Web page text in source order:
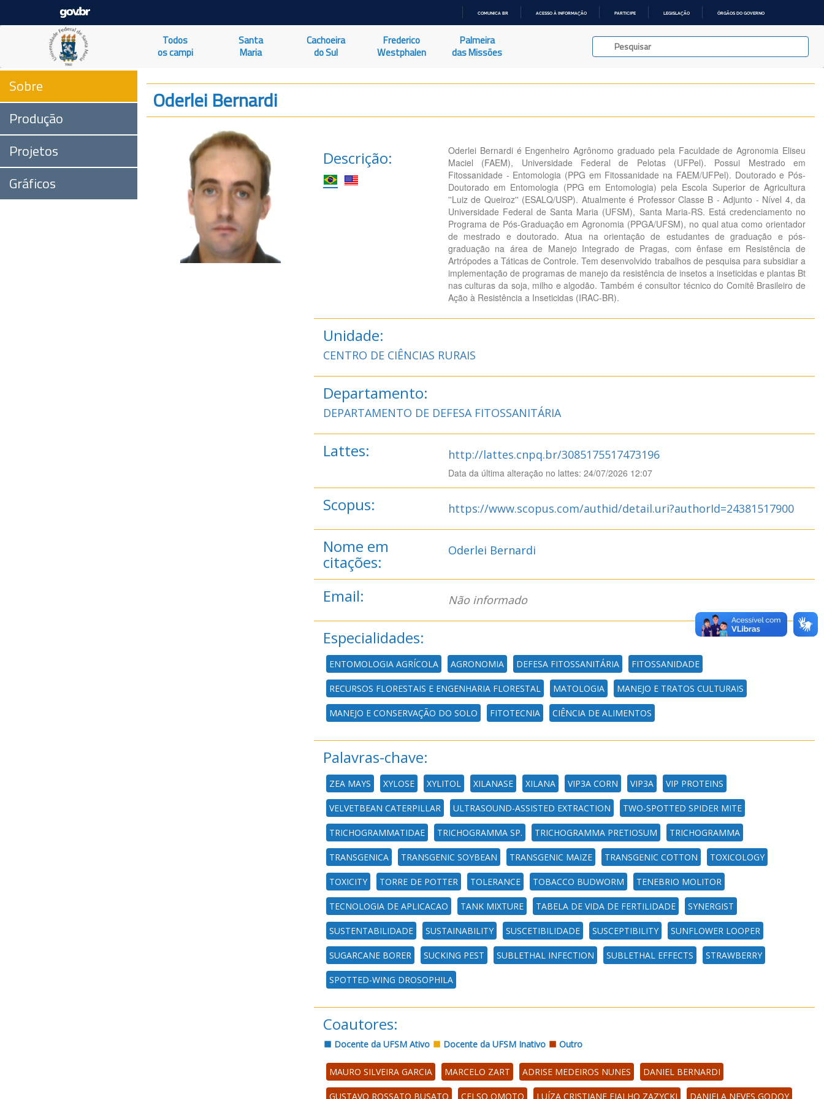
O
COMUNICA BR ACESSO À INFORMAÇÃO PARTICIPE LEGISLAÇÃO ÓRGÃOS DO GOVERNO
Todos
os campi
Santa
Maria
Cachoeira
do Sul
Frederico
Westphalen
Palmeira
das Missões
Sobre
Produção
Projetos
Gráficos
Oderlei Bernardi
Descrição:
Oderlei Bernardi é Engenheiro Agrônomo graduado pela Faculdade de Agronomia Eliseu
Maciel (FAEM), Universidade Federal de Pelotas (UFPel). Possui Mestrado em
Fitossanidade - Entomologia (PPG em Fitossanidade na FAEM/UFPel). Doutorado e Pós-
Doutorado em Entomologia (PPG em Entomologia) pela Escola Superior de Agricultura
''Luiz de Queiroz'' (ESALQ/USP). Atualmente é Professor Classe B - Adjunto - Nível 4, da
Universidade Federal de Santa Maria (UFSM), Santa Maria-RS. Está credenciamento no
Programa de Pós-Graduação em Agronomia (PPGA/UFSM), no qual atua como orientador
de mestrado e doutorado. Atua na orientação de estudantes de graduação e pós-
graduação na área de Manejo Integrado de Pragas, com ênfase em Resistência de
Artrópodes a Táticas de Controle. Tem desenvolvido trabalhos de pesquisa para subsidiar a
implementação de programas de manejo da resistência de insetos a inseticidas e plantas Bt
nas culturas da soja, milho e algodão. Também é consultor técnico do Comitê Brasileiro de
Ação à Resistência a Inseticidas (IRAC-BR).
Unidade:
CENTRO DE CIÊNCIAS RURAIS
Departamento:
DEPARTAMENTO DE DEFESA FITOSSANITÁRIA
Lattes: http://lattes.cnpq.br/3085175517473196
Data da última alteração no lattes: 24/07/2026 12:07
Scopus: https://www.scopus.com/authid/detail.uri?authorId=24381517900
Nome em
citações:
Oderlei Bernardi
Email: Não informado
Especialidades:
ENTOMOLOGIA AGRÍCOLA AGRONOMIA DEFESA FITOSSANITÁRIA FITOSSANIDADE
RECURSOS FLORESTAIS E ENGENHARIA FLORESTAL MATOLOGIA MANEJO E TRATOS CULTURAIS
MANEJO E CONSERVAÇÃO DO SOLO FITOTECNIA CIÊNCIA DE ALIMENTOS
Palavras-chave:
ZEA MAYS XYLOSE XYLITOL XILANASE XILANA VIP3A CORN VIP3A VIP PROTEINS
VELVETBEAN CATERPILLAR ULTRASOUND-ASSISTED EXTRACTION TWO-SPOTTED SPIDER MITE
TRICHOGRAMMATIDAE TRICHOGRAMMA SP. TRICHOGRAMMA PRETIOSUM TRICHOGRAMMA
TRANSGENICA TRANSGENIC SOYBEAN TRANSGENIC MAIZE TRANSGENIC COTTON TOXICOLOGY
TOXICITY TORRE DE POTTER TOLERANCE TOBACCO BUDWORM TENEBRIO MOLITOR
TECNOLOGIA DE APLICACAO TANK MIXTURE TABELA DE VIDA DE FERTILIDADE SYNERGIST
SUSTENTABILIDADE SUSTAINABILITY SUSCETIBILIDADE SUSCEPTIBILITY SUNFLOWER LOOPER
SUGARCANE BORER SUCKING PEST SUBLETHAL INFECTION SUBLETHAL EFFECTS STRAWBERRY
SPOTTED-WING DROSOPHILA
Coautores:
Docente da UFSM Ativo Docente da UFSM Inativo Outro
MAURO SILVEIRA GARCIA MARCELO ZART ADRISE MEDEIROS NUNES DANIEL BERNARDI
GUSTAVO ROSSATO BUSATO CELSO OMOTO LUÍZA CRISTIANE FIALHO ZAZYCKI DANIELA NEVES GODOY